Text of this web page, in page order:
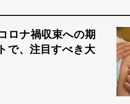
ロナ禍収束への期
で、注目すべき大